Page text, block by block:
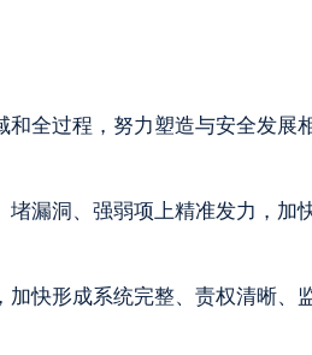
全过程，努力塑造与安全发展
漏洞、强弱项上精准发力，加
快形成系统完整、责权清晰、